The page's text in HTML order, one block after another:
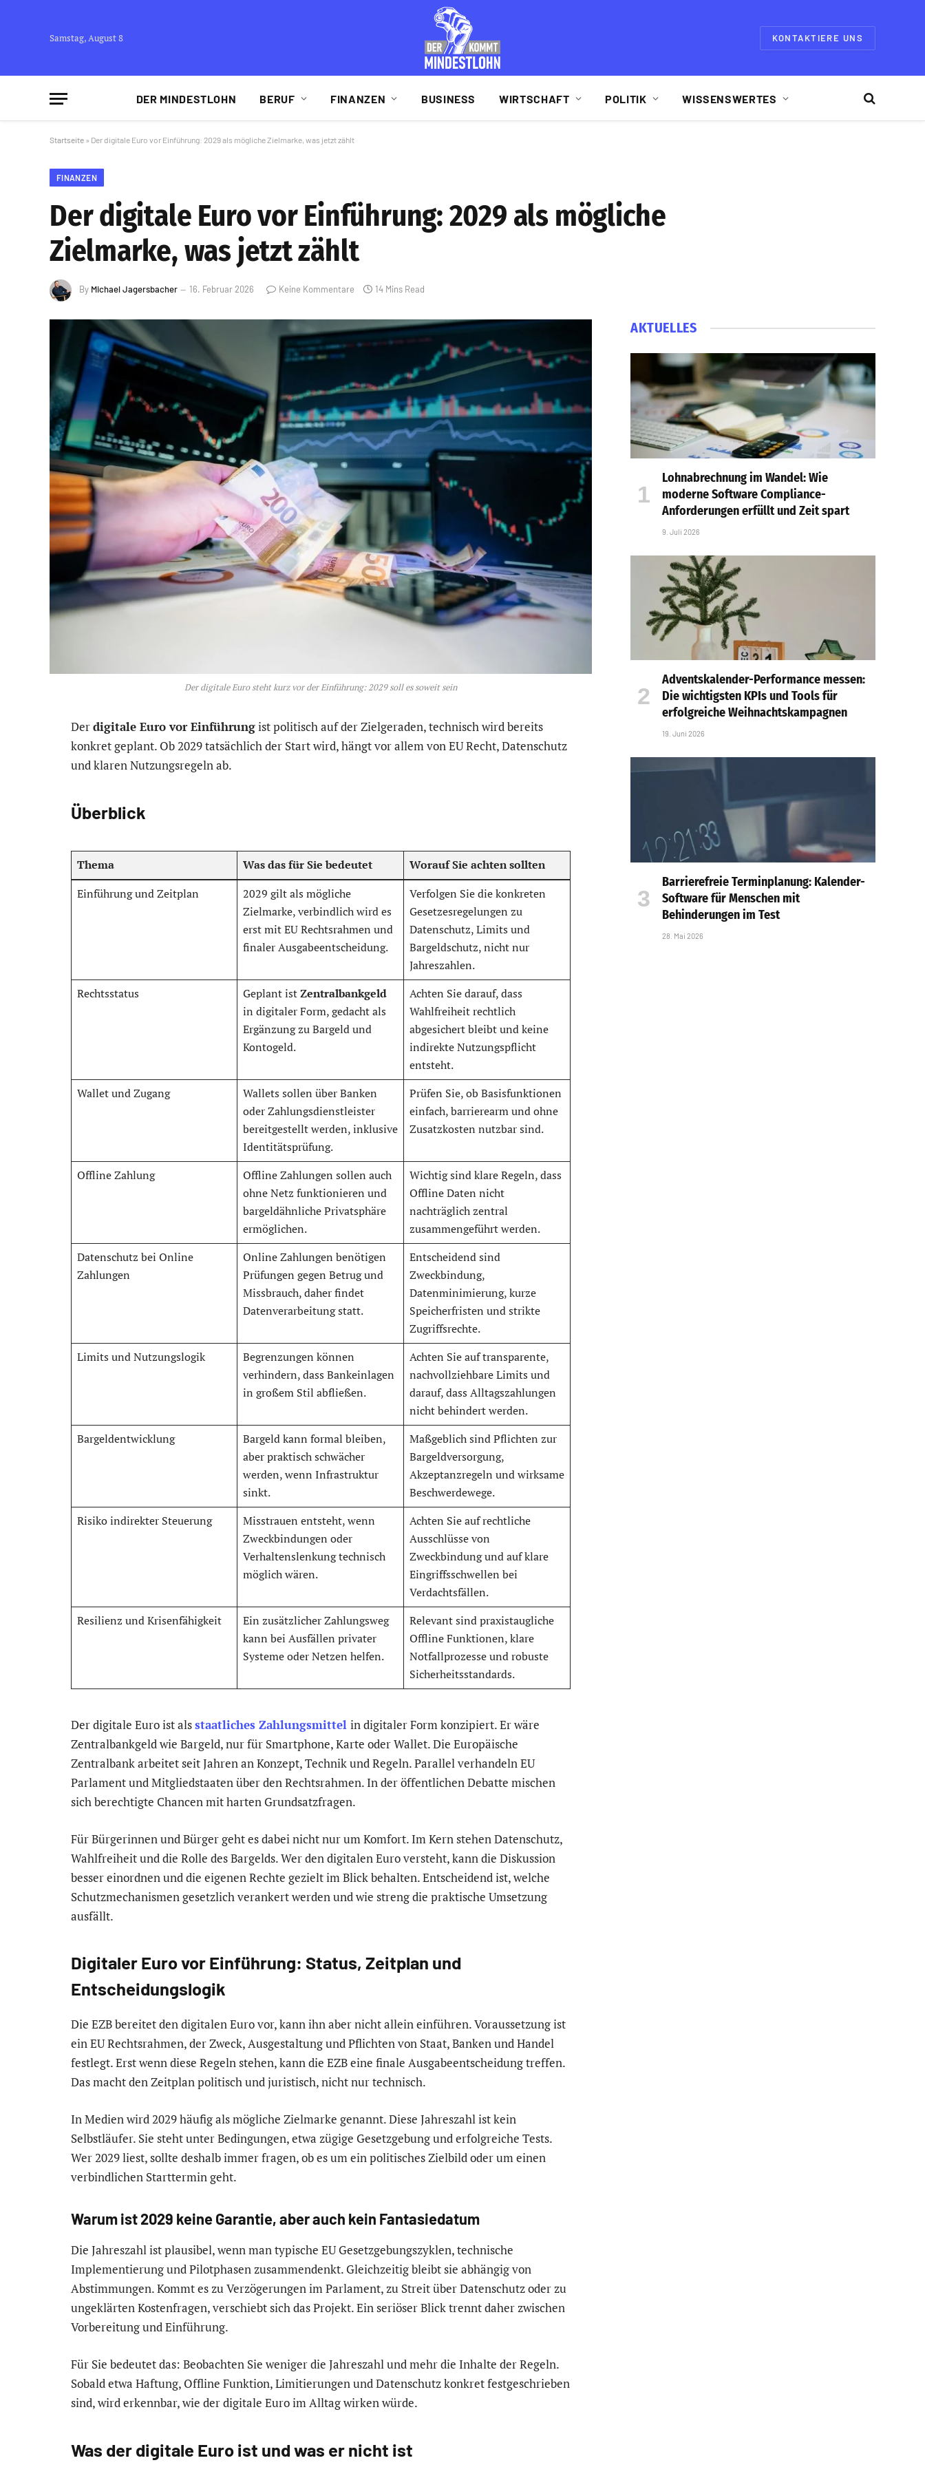
Samstag, August 8 KONTAKTIERE UNS
DER MINDESTLOHN BERUF FINANZEN BUSINESS WIRTSCHAFT POLITIK WISSENSWERTES
Startseite » Der digitale Euro vor Einführung: 2029 als mögliche Zielmarke, was jetzt zählt
FINANZEN
Der digitale Euro vor Einführung: 2029 als mögliche
Zielmarke, was jetzt zählt
By Michael Jagersbacher 16. Februar 2026 Keine Kommentare 14 Mins Read
Der digitale Euro steht kurz vor der Einführung: 2029 soll es soweit sein
Derdigitale Euro vor Einführungist politisch auf der Zielgeraden, technisch wird bereits
konkret geplant. Ob 2029 tatsächlich der Start wird, hängt vor allem von EU Recht, Datenschutz
und klaren Nutzungsregeln ab.
Überblick
Thema Was das für Sie bedeutet
Worauf Sie achten sollten
Einführung und Zeitplan
2029 gilt als mögliche
Zielmarke, verbindlich wird es
erst mit EU Rechtsrahmen und
finaler Ausgabeentscheidung.
Verfolgen Sie die konkreten
Gesetzesregelungen zu
Datenschutz, Limits und
Bargeldschutz, nicht nur
Jahreszahlen.
Rechtsstatus
Geplant istZentralbankgeld
in digitaler Form, gedacht als
Ergänzung zu Bargeld und
Kontogeld.
Achten Sie darauf, dass
Wahlfreiheit rechtlich
abgesichert bleibt und keine
indirekte Nutzungspflicht
entsteht.
Wallet und Zugang
Wallets sollen über Banken
oder Zahlungsdienstleister
bereitgestellt werden, inklusive
Identitätsprüfung.
Prüfen Sie, ob Basisfunktionen
einfach, barrierearm und ohne
Zusatzkosten nutzbar sind.
Offline Zahlung
Offline Zahlungen sollen auch
ohne Netz funktionieren und
bargeldähnliche Privatsphäre
ermöglichen.
Wichtig sind klare Regeln, dass
Offline Daten nicht
nachträglich zentral
zusammengeführt werden.
Datenschutz bei Online
Zahlungen
Online Zahlungen benötigen
Prüfungen gegen Betrug und
Missbrauch, daher findet
Datenverarbeitung statt.
Entscheidend sind
Zweckbindung,
Datenminimierung, kurze
Speicherfristen und strikte
Zugriffsrechte.
Limits und Nutzungslogik
Begrenzungen können
verhindern, dass Bankeinlagen
in großem Stil abfließen.
Achten Sie auf transparente,
nachvollziehbare Limits und
darauf, dass Alltagszahlungen
nicht behindert werden.
Bargeldentwicklung
Bargeld kann formal bleiben,
aber praktisch schwächer
werden, wenn Infrastruktur
sinkt.
Maßgeblich sind Pflichten zur
Bargeldversorgung,
Akzeptanzregeln und wirksame
Beschwerdewege.
Risiko indirekter Steuerung
Misstrauen entsteht, wenn
Zweckbindungen oder
Verhaltenslenkung technisch
möglich wären.
Achten Sie auf rechtliche
Ausschlüsse von
Zweckbindung und auf klare
Eingriffsschwellen bei
Verdachtsfällen.
Resilienz und Krisenfähigkeit
Ein zusätzlicher Zahlungsweg
kann bei Ausfällen privater
Systeme oder Netzen helfen.
Relevant sind praxistaugliche
Offline Funktionen, klare
Notfallprozesse und robuste
Sicherheitsstandards.
Der digitale Euro ist alsstaatliches Zahlungsmittel in digitaler Form konzipiert. Er wäre
Zentralbankgeld wie Bargeld, nur für Smartphone, Karte oder Wallet. Die Europäische
Zentralbank arbeitet seit Jahren an Konzept, Technik und Regeln. Parallel verhandeln EU
Parlament und Mitgliedstaaten über den Rechtsrahmen. In der öffentlichen Debatte mischen
sich berechtigte Chancen mit harten Grundsatzfragen.
Für Bürgerinnen und Bürger geht es dabei nicht nur um Komfort. Im Kern stehen Datenschutz,
Wahlfreiheit und die Rolle des Bargelds. Wer den digitalen Euro versteht, kann die Diskussion
besser einordnen und die eigenen Rechte gezielt im Blick behalten. Entscheidend ist, welche
Schutzmechanismen gesetzlich verankert werden und wie streng die praktische Umsetzung
ausfällt.
Digitaler Euro vor Einführung: Status, Zeitplan und
Entscheidungslogik
Die EZB bereitet den digitalen Euro vor, kann ihn aber nicht allein einführen. Voraussetzung ist
ein EU Rechtsrahmen, der Zweck, Ausgestaltung und Pflichten von Staat, Banken und Handel
festlegt. Erst wenn diese Regeln stehen, kann die EZB eine finale Ausgabeentscheidung treffen.
Das macht den Zeitplan politisch und juristisch, nicht nur technisch.
In Medien wird 2029 häufig als mögliche Zielmarke genannt. Diese Jahreszahl ist kein
Selbstläufer. Sie steht unter Bedingungen, etwa zügige Gesetzgebung und erfolgreiche Tests.
Wer 2029 liest, sollte deshalb immer fragen, ob es um ein politisches Zielbild oder um einen
verbindlichen Starttermin geht.
Warum ist 2029 keine Garantie, aber auch kein Fantasiedatum
Die Jahreszahl ist plausibel, wenn man typische EU Gesetzgebungszyklen, technische
Implementierung und Pilotphasen zusammendenkt. Gleichzeitig bleibt sie abhängig von
Abstimmungen. Kommt es zu Verzögerungen im Parlament, zu Streit über Datenschutz oder zu
ungeklärten Kostenfragen, verschiebt sich das Projekt. Ein seriöser Blick trennt daher zwischen
Vorbereitung und Einführung.
Für Sie bedeutet das: Beobachten Sie weniger die Jahreszahl und mehr die Inhalte der Regeln.
Sobald etwa Haftung, Offline Funktion, Limitierungen und Datenschutz konkret festgeschrieben
sind, wird erkennbar, wie der digitale Euro im Alltag wirken würde.
Was der digitale Euro ist und was er nicht ist
AKTUELLES
Lohnabrechnung im Wandel: Wie
moderne Software Compliance-
Anforderungen erfüllt und Zeit spart
9. Juli 2026
Adventskalender-Performance messen:
Die wichtigsten KPIs und Tools für
erfolgreiche Weihnachtskampagnen
19. Juni 2026
Barrierefreie Terminplanung: Kalender-
Software für Menschen mit
Behinderungen im Test
28. Mai 2026